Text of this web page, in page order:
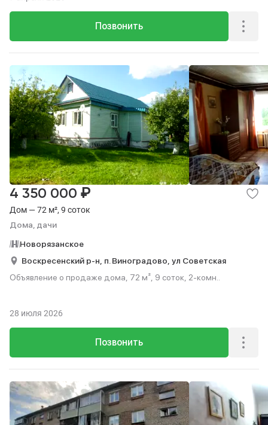
Позвонить
Дом — 72 м², 9 соток
Дома, дачи
4 350 000 ₽
Новорязанское
Воскресенский р-н, п. Виноградово, ул Советская
Объявление о продаже дома, 72 м², 9 соток, 2-комн..
Позвонить
28 июля 2026